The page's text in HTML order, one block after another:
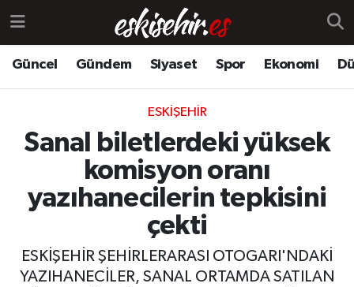
Güncel Gündem Siyaset Spor Ekonomi
ESKIŞEHIR
Sanal biletlerdeki yüksek
komisyon oranı
yazıhanecilerin tepkisini
çekti
ESKİŞEHİR ŞEHİRLERARASI OTOGARI'NDAKİ
YAZIHANECİLER, SANAL ORTAMDA SATILAN